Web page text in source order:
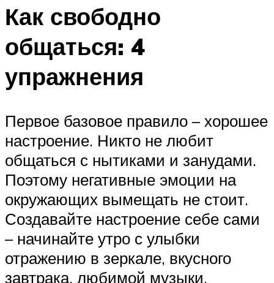
Как свободно
общаться: 4
упражнения
Первое базовое правило – хорошее
настроение. Никто не любит
общаться с нытиками и занудами.
Поэтому негативные эмоции на
окружающих вымещать не стоит.
Создавайте настроение себе сами
– начинайте утро с улыбки
отражению в зеркале, вкусного
завтрака, любимой музыки.